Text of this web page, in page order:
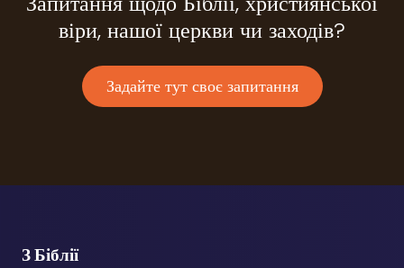
віри, нашої церкви чи заходів?
Задайте тут своє запитання
З Біблії